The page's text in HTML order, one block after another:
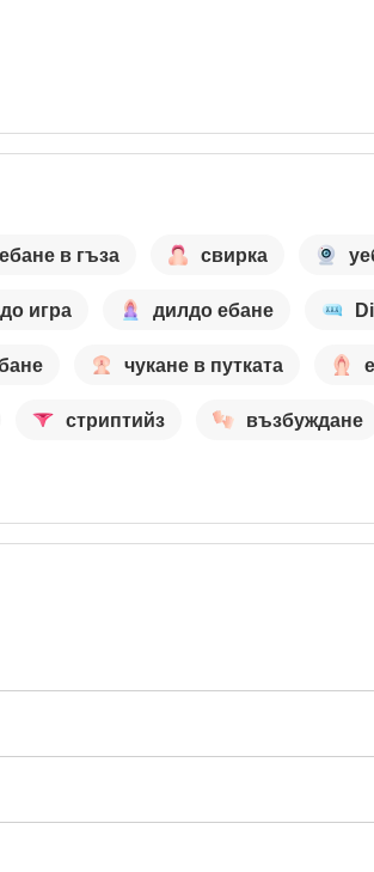
ебане в гъза свирка
игра дилдо ебане
чукане в путката
стриптийз възбуждане